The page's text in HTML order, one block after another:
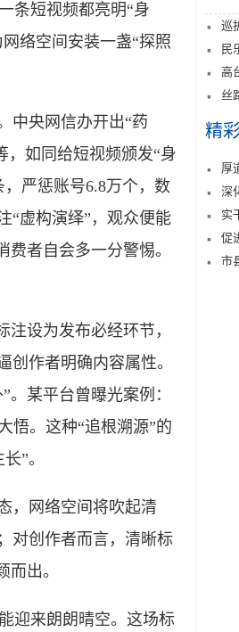
条短视频都亮明“身
络空间安装一盏“探照
央网信办开出“药
如同给短视频颁发“身
严惩账号6.8万个，数
“虚构演绎”，观众便能
者自会多一分警惕。
设为发布必经环节，
作者明确内容属性。
某平台曾曝光案例：
悟。这种“追根溯源”的
”。
，网络空间将吹起清
对创作者而言，清晰标
出。
迎来朗朗晴空。这场标
巡
民
高
丝
精
厚
深
实
促
市